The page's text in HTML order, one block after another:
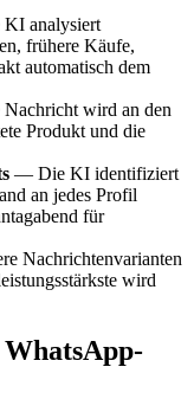
analysiert
frühere Käufe,
automatisch dem
wird an den
Produkt und die
— Die KI identifiziert
an jedes Profil
für
Nachrichtenvarianten
wird